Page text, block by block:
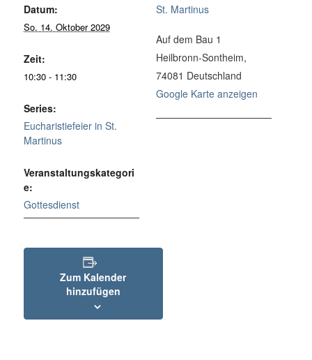
Datum:
So. 14. Oktober 2029
Zeit:
10:30 - 11:30
Series:
Eucharistiefeier in St.
Martinus
Veranstaltungskategori
e:
Gottesdienst
St. Martinus
Auf dem Bau 1
Heilbronn-Sontheim,
74081 Deutschland
Google Karte anzeigen
Zum Kalender
hinzufügen